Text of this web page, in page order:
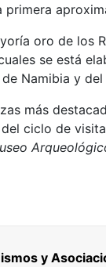
primera
oro de los
se está
Namibia y
más
ciclo de
y